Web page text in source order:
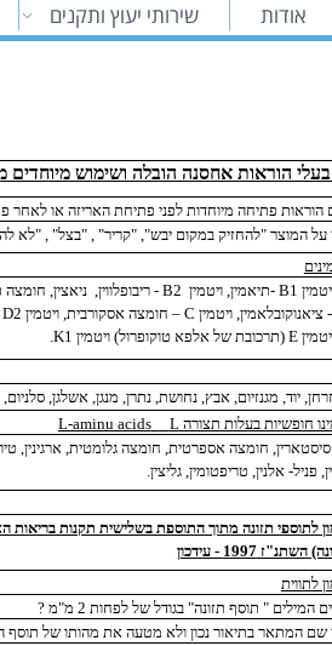
אודות שירותי יעוץ ותקנים
הוראות אחסנה הובלה ושימוש מיוחדים מצוננים ל- 8 מעלות
הוראות פתיחה מיוחדות לפני פתיחת האריזה או לאחר
על המוצר "להחזיק במקום יבש", "קריר" , "בצל" , "לא
B1 -תיאמין, ויטמין B2 - ריבופלווין, ניאצין, חומצה
- ציאנוקובלאמין, ויטמין C – חומצה אסקורבית, ויטמין D2
E (תרכובת של אלפא טוקופרול) ויטמין K1
.
יוד, מגנזיום, אבץ, נחושת, נתרן, מנגן, אשלגן, סלניום,
חופשיות בעלות תצורהL
L-aminu acids
סיסטארין, חומצה אספרטית, חומצה גלומטית, ארגינין,
פניל- אלנין, טריפטומין, גליצין.
לתוספי תזונה מתוך התוספת בשלישית תקנות בריאות
1997 - עידכון
לתווית
המילים " תוסף תזונה" בגודל של לפחות 2 מ"מ ?
המתאר בתיאור נכון ולא מטעה את מהותו של תוסף